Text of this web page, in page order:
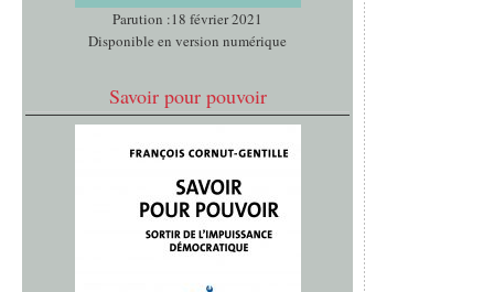
Parution :18 février 2021
Disponible en version numérique
Savoir pour pouvoir